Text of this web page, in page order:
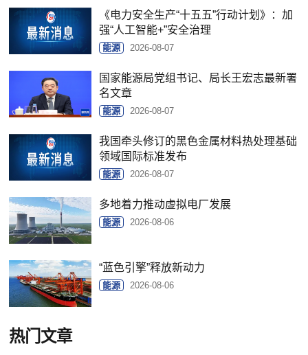
《电力安全生产“十五五”行动计划》：加
强“人工智能+”安全治理
能源 2026-08-07
国家能源局党组书记、局长王宏志最新署
名文章
能源 2026-08-07
我国牵头修订的黑色金属材料热处理基础
领域国际标准发布
能源 2026-08-07
多地着力推动虚拟电厂发展
能源 2026-08-06
“蓝色引擎”释放新动力
能源 2026-08-06
热门文章